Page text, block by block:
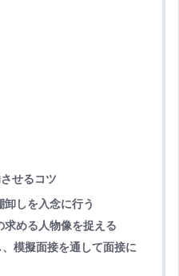
せるコツ
卸しを入念に行う
める人物像を捉える
模擬面接を通して面接に